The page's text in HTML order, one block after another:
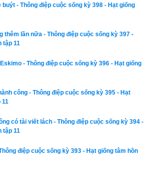
sóng của vụn vặt lo toan và bộn bề công
vẫn có thể giữ cho mình sự lạc quan và tập
mơ lớn lao nhất của đời mình.
bộ Sách Hạt giống tâm hồn kích vào
bằng cách truy cập lịch vạn niên trên
vạn niên của chúng tôi không chỉ có các
đổi lịch dương sang lịch âm,
lịch can
ngày giờ Hoàng Đạo – Hắc Đạo
thông thư, xem ngày theo nhị thập bát tú
tính năng nâng cao khác như
buýt - Thông điệp cuộc sống kỳ 398 - Hạt giống
thêm lần nữa - Thông điệp cuộc sống kỳ 397 -
tập 11
- Thông điệp cuộc sống kỳ 396 - Hạt giống
công - Thông điệp cuộc sống kỳ 395 - Hạt
11
có tài viết lách - Thông điệp cuộc sống kỳ 394 -
tập 11
điệp cuộc sống kỳ 393 - Hạt giống tâm hồn